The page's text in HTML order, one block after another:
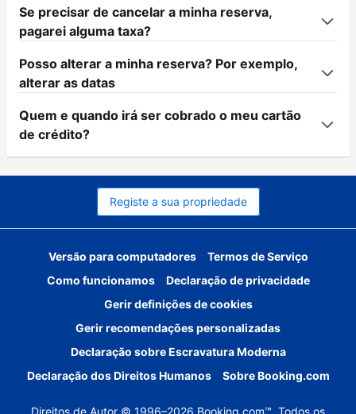
Se precisar de cancelar a minha reserva,
pagarei alguma taxa?
Posso alterar a minha reserva? Por exemplo,
alterar as datas
Quem e quando irá ser cobrado o meu cartão
de crédito?
Registe a sua propriedade
Versão para computadores
Termos de Serviço
Como funcionamos
Declaração de privacidade
Gerir definições de cookies
Gerir recomendações personalizadas
Declaração sobre Escravatura Moderna
Declaração dos Direitos Humanos
Sobre Booking.com
Direitos de Autor © 1996–2026 Booking.com™. Todos os